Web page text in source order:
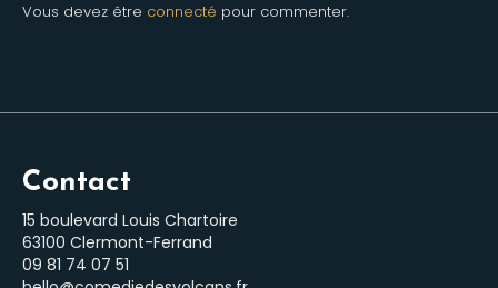
Vous devez être connecté pour commenter.
Contact
15 boulevard Louis Chartoire
63100 Clermont-Ferrand
‭09 81 74 07 51‬